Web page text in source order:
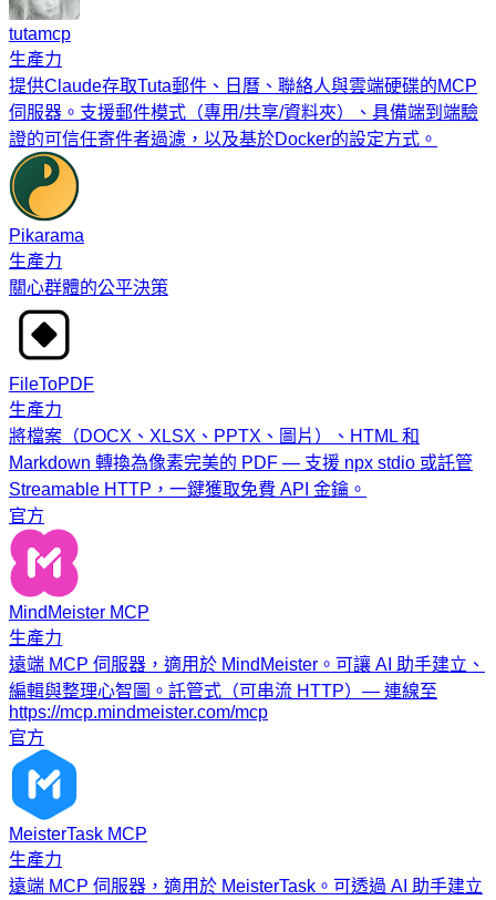
tutamcp
生產力
提供Claude存取Tuta郵件、日曆、聯絡人與雲端硬碟的MCP
伺服器。支援郵件模式（專用/共享/資料夾）、具備端到端驗
證的可信任寄件者過濾，以及基於Docker的設定方式。
Pikarama
生產力
關心群體的公平決策
FileToPDF
生產力
將檔案（DOCX、XLSX、PPTX、圖片）、HTML 和
Markdown 轉換為像素完美的 PDF — 支援 npx stdio 或託管
Streamable HTTP，一鍵獲取免費 API 金鑰。
官方
MindMeister MCP
生產力
遠端 MCP 伺服器，適用於 MindMeister。可讓 AI 助手建立、
編輯與整理心智圖。託管式（可串流 HTTP）— 連線至
https://mcp.mindmeister.com/mcp
官方
MeisterTask MCP
生產力
遠端 MCP 伺服器，適用於 MeisterTask。可透過 AI 助手建立